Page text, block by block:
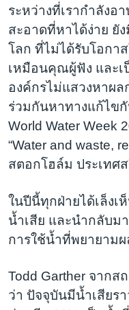
ระหว่างที่เรากำลังอ
สะอาดที่หาได้ง่าย ยั
โลก ที่ไม่ได้รับโอกา
เหมือนคุณผู้ฟัง และ
องค์กรไม่แสวงหาผล
ร่วมกันหาทางแก้ไข
World Water Week
“Water and waste,
สตอกโฮล์ม ประเทศ
ในปีนี้ทุกฝ่ายได้เล็ง
น้ำเสีย และนำกลับม
การใช้น้ำที่พยายาม
Todd Garther จากส
ว่า ปัจจุบันมีน้ำเสียร